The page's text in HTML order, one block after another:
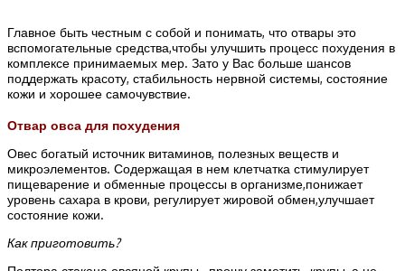
Главное быть честным с собой и понимать, что отвары это
вспомогательные средства,чтобы улучшить процесс похудения в
комплексе принимаемых мер. Зато у Вас больше шансов
поддержать красоту, стабильность нервной системы, состояние
кожи и хорошее самочувствие.
Отвар овса для похудения
Овес богатый источник витаминов, полезных веществ и
микроэлементов. Содержащая в нем клетчатка стимулирует
пищеварение и обменные процессы в организме,понижает
уровень сахара в крови, регулирует жировой обмен,улучшает
состояние кожи.
Как приготовить?